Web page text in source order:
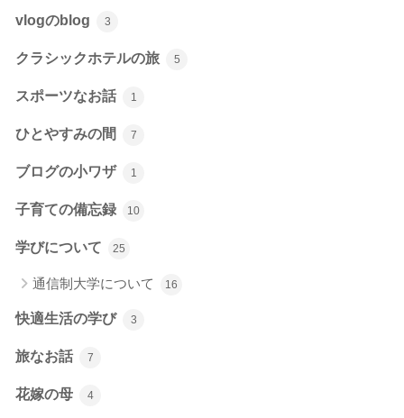
vlogのblog 3
クラシックホテルの旅 5
スポーツなお話 1
ひとやすみの間 7
ブログの小ワザ 1
子育ての備忘録 10
学びについて 25
通信制大学について 16
快適生活の学び 3
旅なお話 7
花嫁の母 4